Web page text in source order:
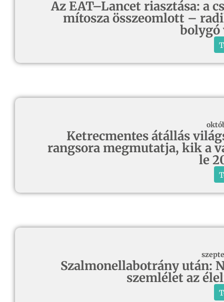
Az EAT–Lancet riasztása: a
mítosza összeomlott –
bolygó
Ketrecmentes átállás
rangsora megmutatja, kik a
le
Szalmonellabotrány után:
szemlélet az